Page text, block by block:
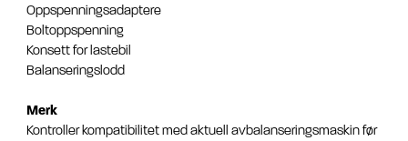
Oppspenningsadaptere
Boltoppspenning
Konsett for lastebil
Balanseringslodd
Merk
Kontroller kompatibilitet med aktuell avbalanseringsmaskin før